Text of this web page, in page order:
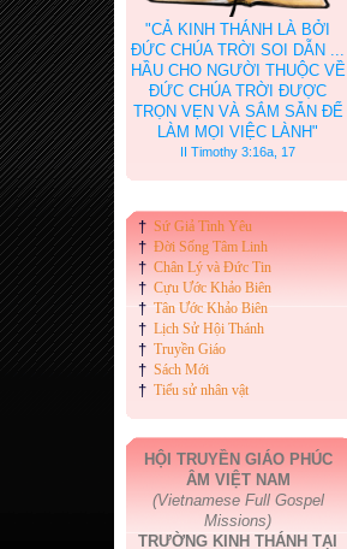
"CẢ KINH THÁNH LÀ BỞI
ĐỨC CHÚA TRỜI SOI DẪN ...
HẦU CHO NGƯỜI THUỘC VỀ
ĐỨC CHÚA TRỜI ĐƯỢC
TRỌN VẸN VÀ SẮM SẴN ĐỂ
LÀM MỌI VIỆC LÀNH"
II Timothy 3:16a, 17
† Sứ Giả Tình Yêu
† Đời Sống Tâm Linh
† Chân Lý và Đức Tin
† Cựu Ước Khảo Biên
† Tân Ước Khảo Biên
† Lịch Sử Hội Thánh
† Truyền Giáo
† Sách Mới
† Tiểu sử nhân vật
HỘI TRUYỀN GIÁO PHÚC
ÂM VIỆT NAM
(Vietnamese Full Gospel
Missions)
TRƯỜNG KINH THÁNH TẠI